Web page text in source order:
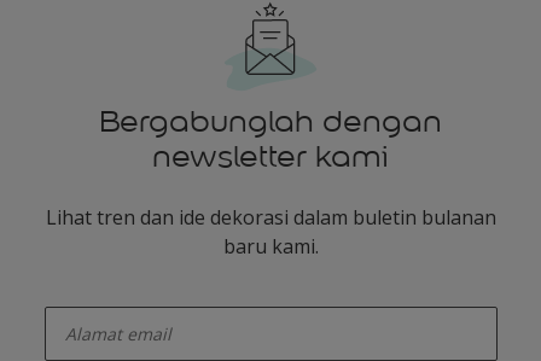
Bergabunglah dengan
newsletter kami
Lihat tren dan ide dekorasi dalam buletin bulanan
baru kami.